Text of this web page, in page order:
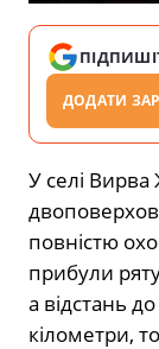
ДОДАТИ
У селі
повністю
прибули
а відстань
кілометри,